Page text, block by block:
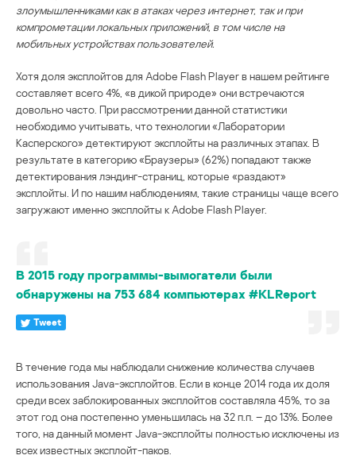
злоумышленниками как в атаках через интернет, так и при
компрометации локальных приложений, в том числе на
мобильных устройствах пользователей.
Хотя доля эксплойтов для Adobe Flash Player в нашем рейтинге
составляет всего 4%, «в дикой природе» они встречаются
довольно часто. При рассмотрении данной статистики
необходимо учитывать, что технологии «Лаборатории
Касперского» детектируют эксплойты на различных этапах. В
результате в категорию «Браузеры» (62%) попадают также
детектирования лэндинг-страниц, которые «раздают»
эксплойты. И по нашим наблюдениям, такие страницы чаще всего
загружают именно эксплойты к Adobe Flash Player.
В 2015 году программы-вымогатели были
обнаружены на 753 684 компьютерах #KLReport
Tweet
В течение года мы наблюдали снижение количества случаев
использования Java-эксплойтов. Если в конце 2014 года их доля
среди всех заблокированных эксплойтов составляла 45%, то за
этот год она постепенно уменьшилась на 32 п.п. – до 13%. Более
того, на данный момент Java-эксплойты полностью исключены из
всех известных эксплойт-паков.